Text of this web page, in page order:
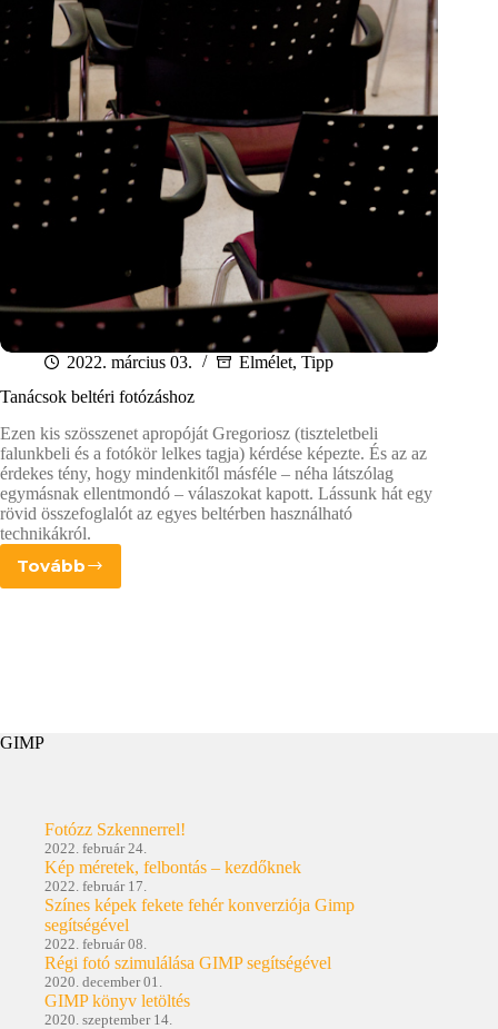
2022. március 03. Elmélet, Tipp
Tanácsok beltéri fotózáshoz
Ezen kis szösszenet apropóját Gregoriosz (tiszteletbeli
falunkbeli és a fotókör lelkes tagja) kérdése képezte. És az az
érdekes tény, hogy mindenkitől másféle – néha látszólag
egymásnak ellentmondó – válaszokat kapott. Lássunk hát egy
rövid összefoglalót az egyes beltérben használható
technikákról.
TovábbTanácsok
GIMP
Fotózz Szkennerrel!
2022. február 24.
Kép méretek, felbontás – kezdőknek
2022. február 17.
Színes képek fekete fehér konverziója Gimp
segítségével
2022. február 08.
Régi fotó szimulálása GIMP segítségével
2020. december 01.
GIMP könyv letöltés
2020. szeptember 14.